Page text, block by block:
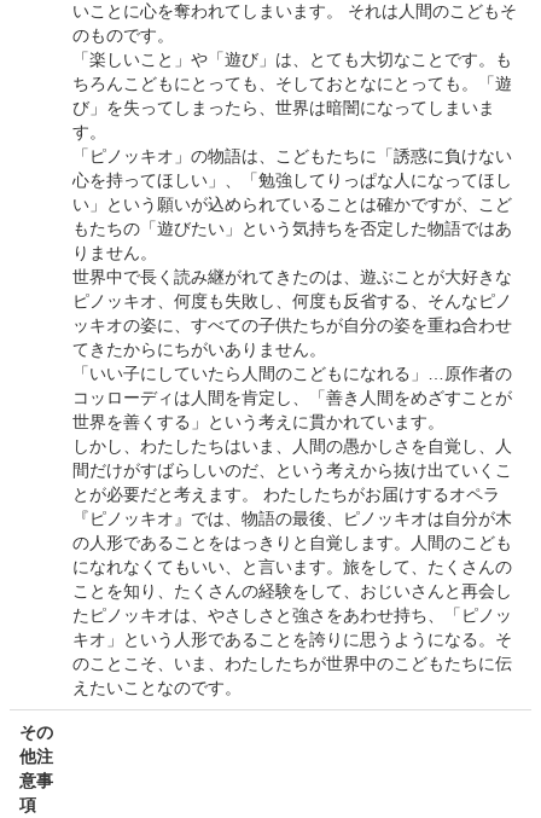
いことに心を奪われてしまいます。 それは人間のこどもそ
のものです。
「楽しいこと」や「遊び」は、とても大切なことです。も
ちろんこどもにとっても、そしておとなにとっても。「遊
び」を失ってしまったら、世界は暗闇になってしまいま
す。
「ピノッキオ」の物語は、こどもたちに「誘惑に負けない
心を持ってほしい」、「勉強してりっぱな人になってほし
い」という願いが込められていることは確かですが、こど
もたちの「遊びたい」という気持ちを否定した物語ではあ
りません。
世界中で長く読み継がれてきたのは、遊ぶことが大好きな
ピノッキオ、何度も失敗し、何度も反省する、そんなピノ
ッキオの姿に、すべての子供たちが自分の姿を重ね合わせ
てきたからにちがいありません。
「いい子にしていたら人間のこどもになれる」…原作者の
コッローディは人間を肯定し、「善き人間をめざすことが
世界を善くする」という考えに貫かれています。
しかし、わたしたちはいま、人間の愚かしさを自覚し、人
間だけがすばらしいのだ、という考えから抜け出ていくこ
とが必要だと考えます。 わたしたちがお届けするオペラ
『ピノッキオ』では、物語の最後、ピノッキオは自分が木
の人形であることをはっきりと自覚します。人間のこども
になれなくてもいい、と言います。旅をして、たくさんの
ことを知り、たくさんの経験をして、おじいさんと再会し
たピノッキオは、やさしさと強さをあわせ持ち、「ピノッ
キオ」という人形であることを誇りに思うようになる。そ
のことこそ、いま、わたしたちが世界中のこどもたちに伝
えたいことなのです。
その
他注
意事
項